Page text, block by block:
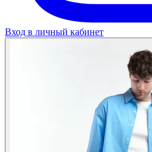
Вход в личный кабинет